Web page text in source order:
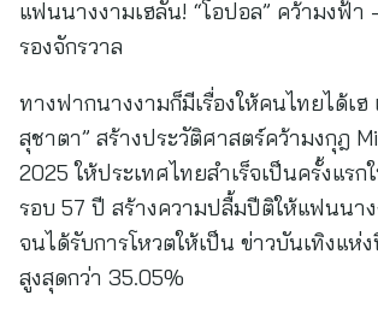
แฟนนางงามเฮลั่น! “โอปอล” คว้ามงฟ้า
รองจักรวาล
ทางฟากนางงามก็มีเรื่องให้คนไทยได้เฮ
สุชาตา” สร้างประวัติศาสตร์คว้ามงกุฎ
2025 ให้ประเทศไทยสำเร็จเป็นครั้งแรก
รอบ 57 ปี สร้างความปลื้มปีติให้แฟนนา
จนได้รับการโหวตให้เป็น ข่าวบันเทิงแห่
สูงสุดกว่า 35.05%